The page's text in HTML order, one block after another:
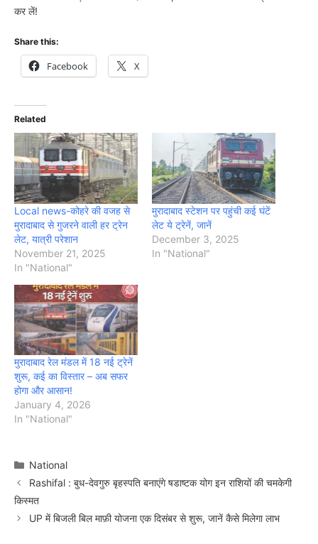
कर लें!
Share this:
Facebook X
Related
Local news-कोहरे की वजह से
मुरादाबाद से गुजरने वाली हर ट्रेन
लेट, यात्री परेशान
November 21, 2025
In "National"
मुरादाबाद स्टेशन पर पहुंची कई घंटें
लेट ये ट्रेनें, जानें
December 3, 2025
In "National"
मुरादाबाद रेल मंडल में 18 नई ट्रेनें
शुरू, कई का विस्तार – अब सफर
होगा और आसान!
January 4, 2026
In "National"
Categories
National
Rashifal : बुध-देवगुरु बृहस्पति बनाएंगे षडाष्टक योग इन राशियों की चमकेगी
किस्मत
UP में बिजली बिल माफ़ी योजना एक दिसंबर से शुरू, जानें कैसे मिलेगा लाभ